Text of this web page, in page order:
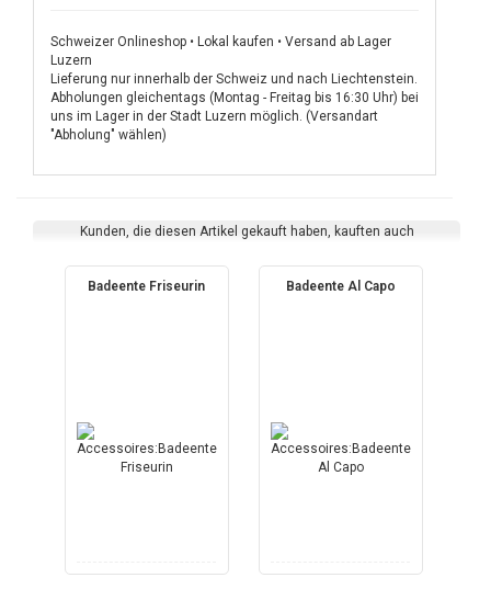
Schweizer Onlineshop • Lokal kaufen • Versand ab Lager
Luzern
Lieferung nur innerhalb der Schweiz und nach Liechtenstein.
Abholungen gleichentags (Montag - Freitag bis 16:30 Uhr) bei
uns im Lager in der Stadt Luzern möglich. (Versandart
"Abholung" wählen)
Kunden, die diesen Artikel gekauft haben, kauften auch
Badeente Friseurin Badeente Al Capo